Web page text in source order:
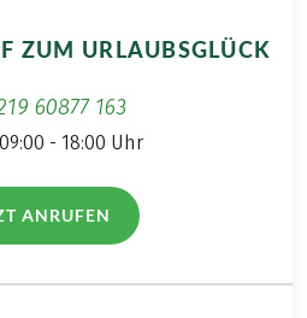
ZUM URLAUBSGLÜCK
60877 163
- 18:00 Uhr
ANRUFEN
(LINK ÖFFNET IN NEUEM TAB)